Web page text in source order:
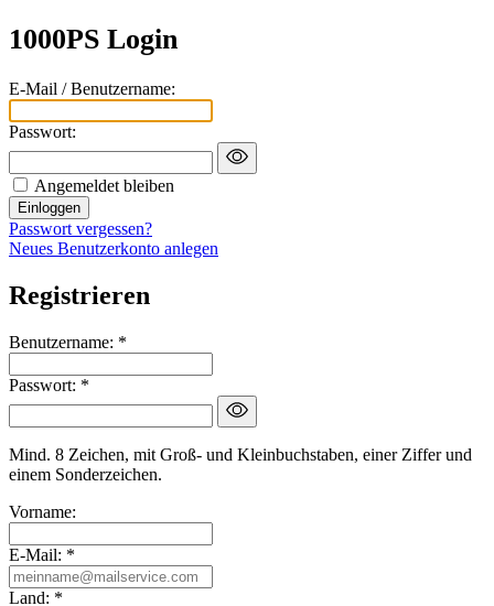
1000PS Login
E-Mail / Benutzername:
Passwort:
Angemeldet bleiben
Einloggen
Passwort vergessen?
Neues Benutzerkonto anlegen
Registrieren
Benutzername: *
Passwort: *
Mind. 8 Zeichen, mit Groß- und Kleinbuchstaben, einer Ziffer und
einem Sonderzeichen.
Vorname:
E-Mail: *
Land: *